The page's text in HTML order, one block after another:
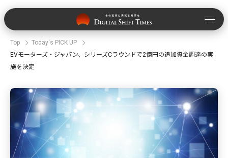
Top
Today's PICK UP
EVモーターズ・ジャパン、シリーズCラウンドで2億円の追加資金調達の実
施を決定